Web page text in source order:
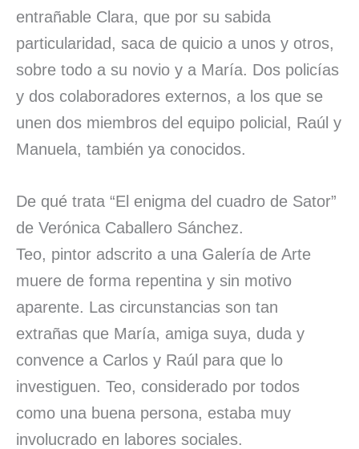
entrañable Clara, que por su sabida
particularidad, saca de quicio a unos y otros,
sobre todo a su novio y a María. Dos policías
y dos colaboradores externos, a los que se
unen dos miembros del equipo policial, Raúl y
Manuela, también ya conocidos.
De qué trata “El enigma del cuadro de Sator”
de Verónica Caballero Sánchez.
Teo, pintor adscrito a una Galería de Arte
muere de forma repentina y sin motivo
aparente. Las circunstancias son tan
extrañas que María, amiga suya, duda y
convence a Carlos y Raúl para que lo
investiguen. Teo, considerado por todos
como una buena persona, estaba muy
involucrado en labores sociales.